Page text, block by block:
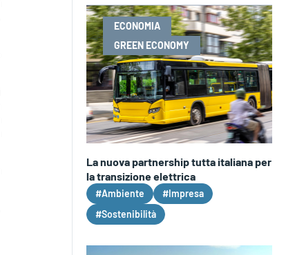
ECONOMIA
GREEN ECONOMY
La nuova partnership tutta italiana per
la transizione elettrica
#Ambiente
#Impresa
#Sostenibilità